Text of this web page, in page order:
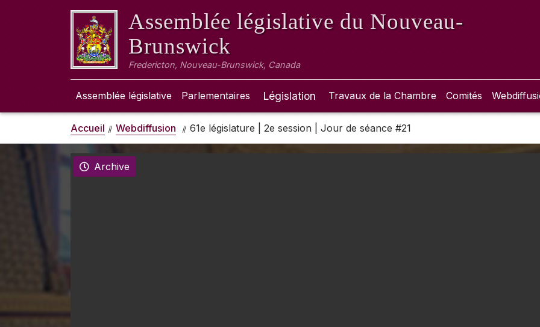
Assemblée législative du Nouveau-
Brunswick
Fredericton, Nouveau-Brunswick, Canada
Assemblée législative Parlementaires Législation Travaux de la Chambre Comités
Accueil Webdiffusion 61e législature | 2e session | Jour de séance #21
Archive